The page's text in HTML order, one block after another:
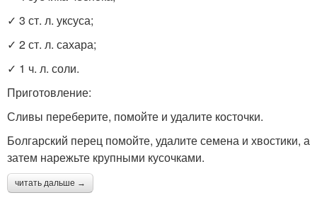
✓ 3 ст. л. уксуса;
✓ 2 ст. л. сахара;
✓ 1 ч. л. соли.
Приготовление:
Сливы переберите, помойте и удалите косточки.
Болгарский перец помойте, удалите семена и хвостики, а
затем нарежьте крупными кусочками.
читать дальше →